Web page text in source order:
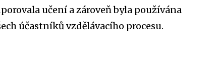
učení a zároveň byla používána
účastníků vzdělávacího procesu.